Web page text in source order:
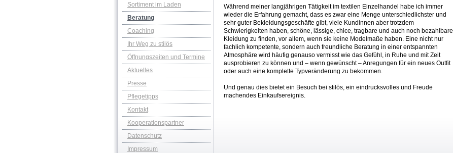
Sortiment im Laden
Beratung
Coaching
Ihr Weg zu stilös
Öffnungszeiten und Termine
Aktuelles
Presse
Pflegetipps
Kontakt
Kooperationspartner
Datenschutz
Impressum
Während meiner langjährigen Tätigkeit im textilen Einzelhandel habe ich immer
wieder die Erfahrung gemacht, dass es zwar eine Menge unterschiedlichster und
sehr guter Bekleidungsgeschäfte gibt, viele Kundinnen aber trotzdem
Schwierigkeiten haben, schöne, lässige, chice, tragbare und auch noch bezahlbare
Kleidung zu finden, vor allem, wenn sie keine Modelmaße haben. Eine nicht nur
fachlich kompetente, sondern auch freundliche Beratung in einer entspannten
Atmosphäre wird häufig genauso vermisst wie das Gefühl, in Ruhe und mit Zeit
ausprobieren zu können und – wenn gewünscht – Anregungen für ein neues Outfit
oder auch eine komplette Typveränderung zu bekommen.
Und genau dies bietet ein Besuch bei stilös, ein eindrucksvolles und Freude
machendes Einkaufsereignis.